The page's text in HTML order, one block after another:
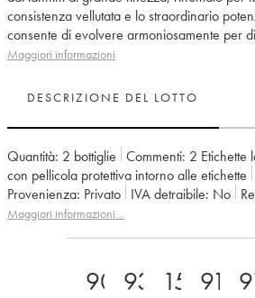
consistenza vellutata e lo straordinario
consente di evolvere armoniosamente per
Maggiori informazioni
DESCRIZIONE DEL LOTTO
Quantità: 2 bottiglie Commenti: 2 Etichette
con pellicola protettiva intorno alle etichette
Provenienza:
privato IVA detraibile: no
Denominazione:
Margaux
Maggiori informazioni…
90 93 15.591